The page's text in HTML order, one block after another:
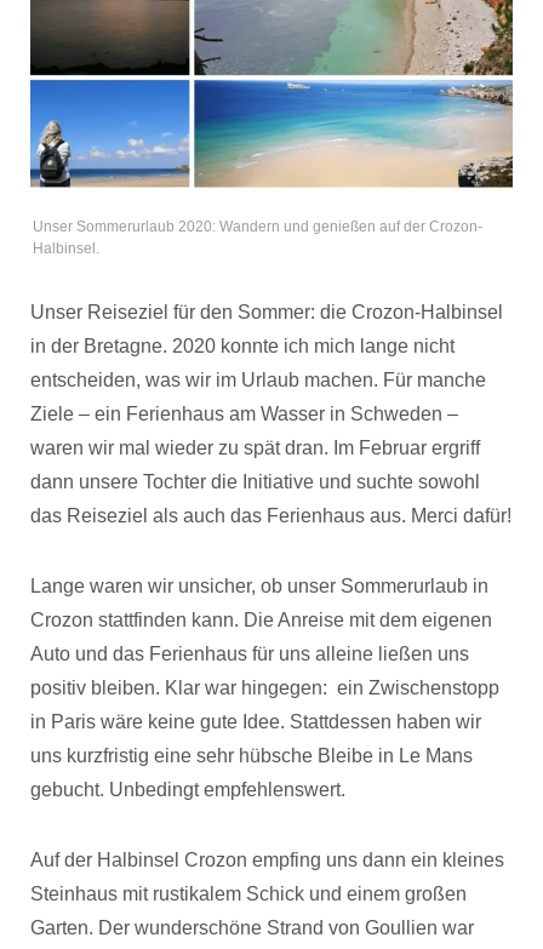
Unser Sommerurlaub 2020: Wandern und genießen auf der Crozon-
Halbinsel.
Unser Reiseziel für den Sommer: die Crozon-Halbinsel
in der Bretagne. 2020 konnte ich mich lange nicht
entscheiden, was wir im Urlaub machen. Für manche
Ziele – ein Ferienhaus am Wasser in Schweden –
waren wir mal wieder zu spät dran. Im Februar ergriff
dann unsere Tochter die Initiative und suchte sowohl
das Reiseziel als auch das Ferienhaus aus. Merci dafür!
Lange waren wir unsicher, ob unser Sommerurlaub in
Crozon stattfinden kann. Die Anreise mit dem eigenen
Auto und das Ferienhaus für uns alleine ließen uns
positiv bleiben. Klar war hingegen: ein Zwischenstopp
in Paris wäre keine gute Idee. Stattdessen haben wir
uns kurzfristig eine sehr hübsche Bleibe in Le Mans
gebucht. Unbedingt empfehlenswert.
Auf der Halbinsel Crozon empfing uns dann ein kleines
Steinhaus mit rustikalem Schick und einem großen
Garten. Der wunderschöne Strand von Goullien war